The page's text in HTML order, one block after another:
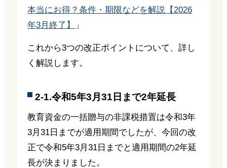
本当にお得？条件・期限などを解説【2026
年3月終了】
」
これから3つの改正ポイントについて、詳し
く解説します。
2-1.令和5年3月31日まで2年延長
教育資金の一括贈与の非課税措置は令和3年
3月31日までが適用期間でしたが、今回の改
正で令和5年3月31日までと適用期間の2年延
長が決まりました。